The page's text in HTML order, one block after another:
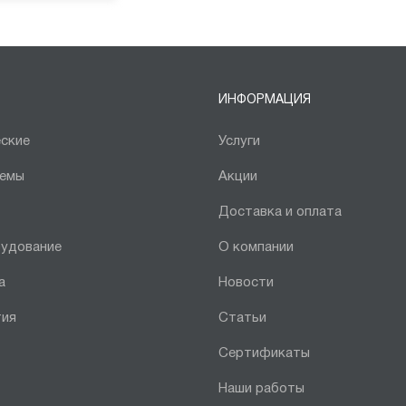
ИНФОРМАЦИЯ
Услуги
Акции
Доставка и оплата
О компании
Новости
Статьи
Сертификаты
Наши работы